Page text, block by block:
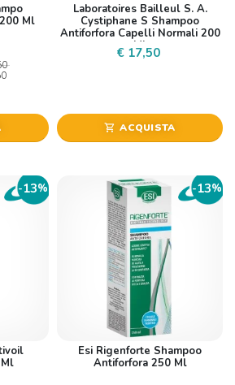
Ml
Laboratoires Bailleul S. A.
Cystiphane S Shampoo
Antiforfora Capelli Normali 200
Ml
€ 17,50
shopping_cart ACQUISTA
-13% -13%
Esi Rigenforte Shampoo
Antiforfora 250 Ml